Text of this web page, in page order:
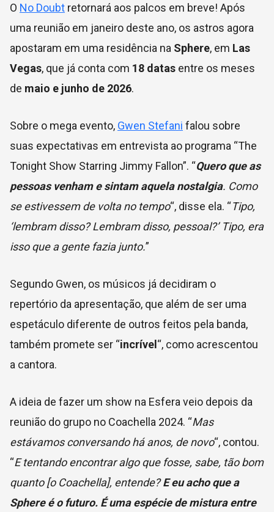
O No Doubt retornará aos palcos em breve! Após
uma reunião em janeiro deste ano, os astros agora
apostaram em uma residência na Sphere, em Las
Vegas, que já conta com 18 datas entre os meses
de maio e junho de 2026.
Sobre o mega evento, Gwen Stefani falou sobre
suas expectativas em entrevista ao programa “The
Tonight Show Starring Jimmy Fallon”. “Quero que as
pessoas venham e sintam aquela nostalgia. Como
se estivessem de volta no tempo“, disse ela. “Tipo,
‘lembram disso? Lembram disso, pessoal?’ Tipo, era
isso que a gente fazia junto.”
Segundo Gwen, os músicos já decidiram o
repertório da apresentação, que além de ser uma
espetáculo diferente de outros feitos pela banda,
também promete ser “incrível “, como acrescentou
a cantora.
A ideia de fazer um show na Esfera veio depois da
reunião do grupo no Coachella 2024. “Mas
estávamos conversando há anos, de novo“, contou.
“E tentando encontrar algo que fosse, sabe, tão bom
quanto[o Coachella], entende?E eu acho que a
Sphere é o futuro. É uma espécie de mistura entre